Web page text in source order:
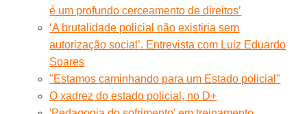
é um profundo cerceamento de direitos’
‘A brutalidade policial não existiria sem
autorização social’. Entrevista com Luiz Eduardo
Soares
"Estamos caminhando para um Estado policial"
O xadrez do estado policial, no D+